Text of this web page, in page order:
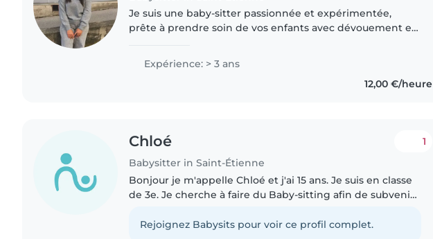
Je suis une baby-sitter passionnée et expérimentée,
prête à prendre soin de vos enfants avec dévouement et
bébés, des tout-petits..
Expérience: > 3 ans
12,00 €/heure
Chloé
Babysitter in Saint-Étienne
1
Bonjour je m'appelle Chloé et j'ai 15 ans. Je suis en classe
de 3e. Je cherche à faire du Baby-sitting afin de subvenir
responsable..
Rejoignez Babysits pour voir ce profil complet.